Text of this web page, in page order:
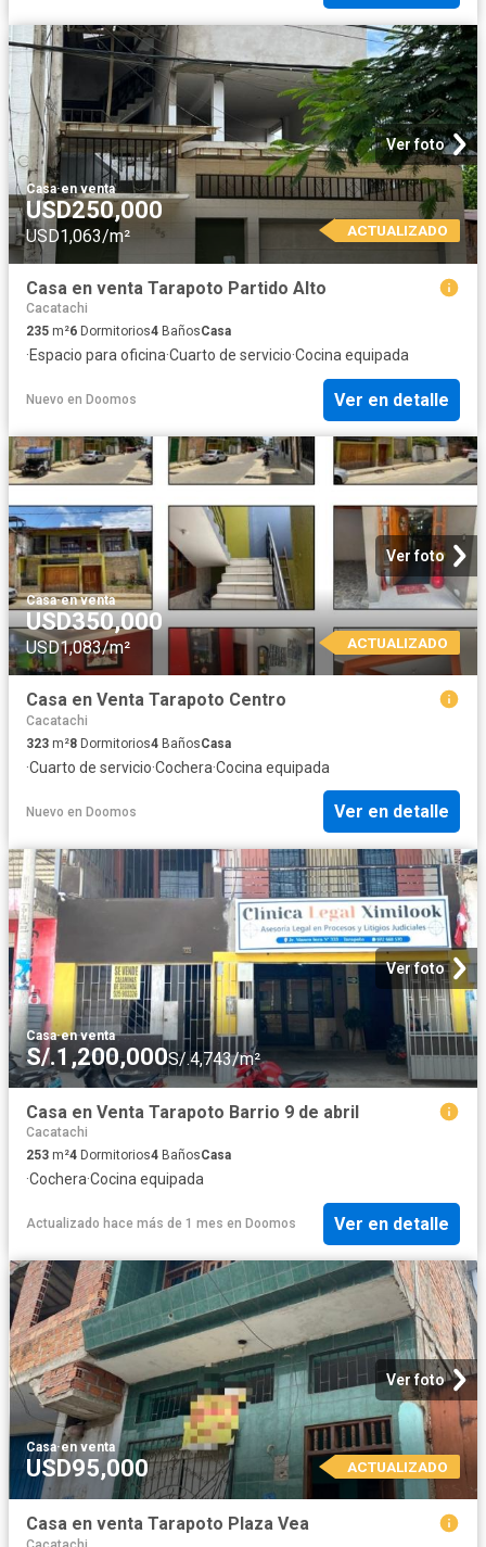
Ver foto
Casa·en venta
USD250,000
USD1,063/m² ACTUALIZADO
Casa en venta Tarapoto Partido Alto
Cacatachi
235 m²6 Dormitorios4 BañosCasa
·Espacio para oficina·Cuarto de servicio·Cocina equipada
Nuevo en Doomos Ver en detalle
Ver foto
Casa·en venta
USD350,000
USD1,083/m² ACTUALIZADO
Casa en Venta Tarapoto Centro
Cacatachi
323 m²8 Dormitorios4 BañosCasa
·Cuarto de servicio·Cochera·Cocina equipada
Nuevo en Doomos Ver en detalle
Ver foto
Casa·en venta
S/.1,200,000S/.4,743/m²
Casa en Venta Tarapoto Barrio 9 de abril
Cacatachi
253 m²4 Dormitorios4 BañosCasa
·Cochera·Cocina equipada
Actualizado hace más de 1 mes en Doomos Ver en detalle
Ver foto
Casa·en venta
USD95,000 ACTUALIZADO
Casa en venta Tarapoto Plaza Vea